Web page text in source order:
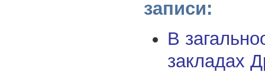
записи:
В
закладах